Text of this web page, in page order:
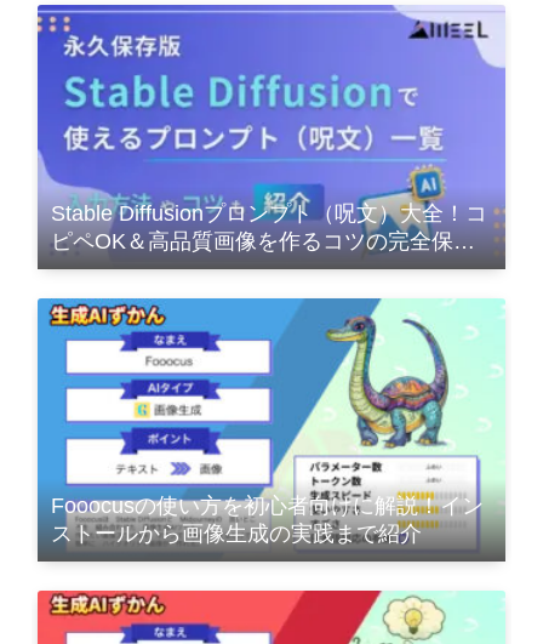
Stable Diffusionプロンプト（呪文）大全！コ
ピペOK＆高品質画像を作るコツの完全保存
版
Fooocusの使い方を初心者向けに解説！イン
ストールから画像生成の実践まで紹介